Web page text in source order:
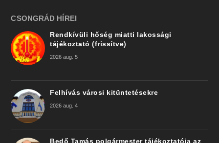
CSONGRÁD HÍREI
Rendkívüli hőség miatti lakossági
tájékoztató (frissítve)
2026 aug. 5
Felhívás városi kitüntetésekre
2026 aug. 4
Bedő Tamás polgármester tájékoztatója az